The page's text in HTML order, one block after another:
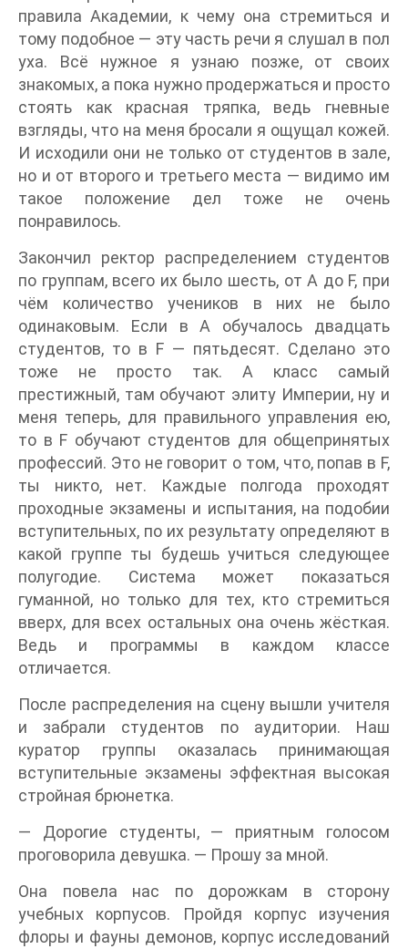
правила Академии, к чему она стремиться и
тому подобное — эту часть речи я слушал в пол
уха. Всё нужное я узнаю позже, от своих
знакомых, а пока нужно продержаться и просто
стоять как красная тряпка, ведь гневные
взгляды, что на меня бросали я ощущал кожей.
И исходили они не только от студентов в зале,
но и от второго и третьего места — видимо им
такое положение дел тоже не очень
понравилось.
Закончил ректор распределением студентов
по группам, всего их было шесть, от A до F, при
чём количество учеников в них не было
одинаковым. Если в A обучалось двадцать
студентов, то в F — пятьдесят. Сделано это
тоже не просто так. A класс самый
престижный, там обучают элиту Империи, ну и
меня теперь, для правильного управления ею,
то в F обучают студентов для общепринятых
профессий. Это не говорит о том, что, попав в F,
ты никто, нет. Каждые полгода проходят
проходные экзамены и испытания, на подобии
вступительных, по их результату определяют в
какой группе ты будешь учиться следующее
полугодие. Система может показаться
гуманной, но только для тех, кто стремиться
вверх, для всех остальных она очень жёсткая.
Ведь и программы в каждом классе
отличается.
После распределения на сцену вышли учителя
и забрали студентов по аудитории. Наш
куратор группы оказалась принимающая
вступительные экзамены эффектная высокая
стройная брюнетка.
— Дорогие студенты, — приятным голосом
проговорила девушка. — Прошу за мной.
Она повела нас по дорожкам в сторону
учебных корпусов. Пройдя корпус изучения
флоры и фауны демонов, корпус исследований